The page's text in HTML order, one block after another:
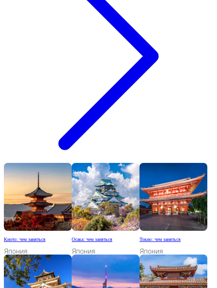
Киото: чем заняться
Япония
Осака: чем заняться
Япония
Токио: чем заняться
Япония